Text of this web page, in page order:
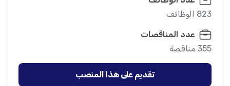
823 الوظائف
عدد المناقصات
355 مناقصة
تقديم على هذا المنصب